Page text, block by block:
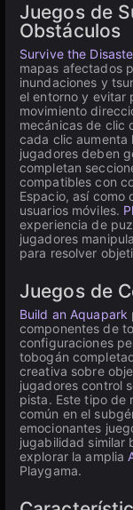
Juegos de
Obstáculos
Survive the
mapas afectados
inundaciones y
el entorno y evitar
movimiento
mecánicas de clic
cada clic aumenta
jugadores deben
completan
compatibles con
Espacio, así como
usuarios móviles.
experiencia de
jugadores
para resolver
Juegos de
Build an Aquapark
componentes de
configuraciones
tobogán
creativa sobre
jugadores control
pista. Este tipo de
común en el
emocionantes
jugabilidad similar
explorar la amplia
Playgama.